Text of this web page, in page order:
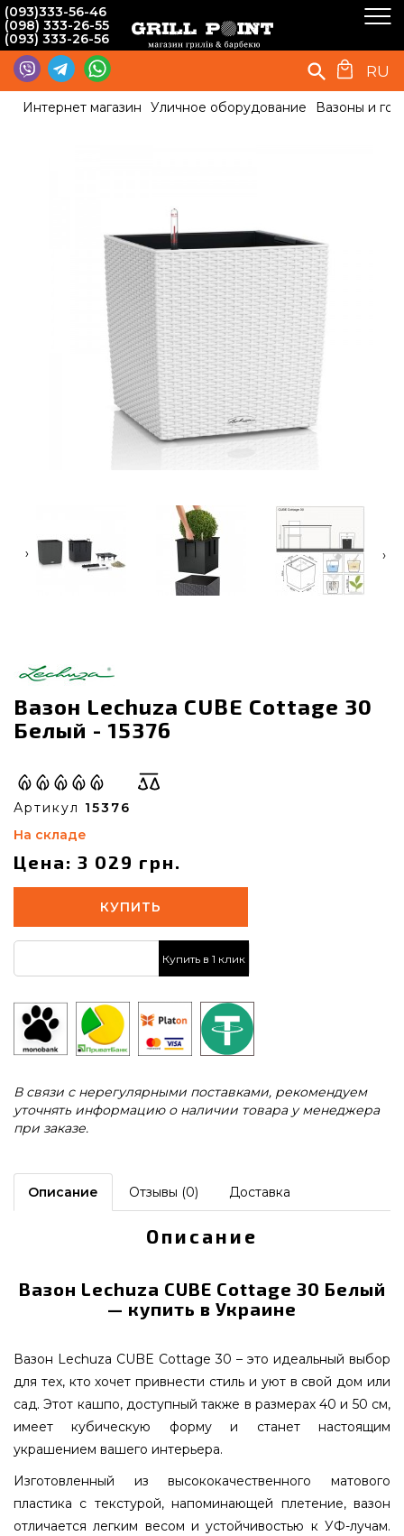
(093)333-56-46
(098) 333-26-55
(093) 333-26-56
RU
Интернет магазин Уличное оборудование Вазоны и
‹ ›
Вазон Lechuza CUBE Cottage 30
Белый - 15376
Артикул 15376
На складе
Цена: 3 029 грн.
КУПИТЬ
Купить в 1 клик
В связи с нерегулярными поставками, рекомендуем
уточнять информацию о наличии товара у менеджера
при заказе.
Описание Отзывы (0) Доставка
Описание
Вазон Lechuza CUBE Cottage 30 Белый
— купить в Украине
Вазон Lechuza CUBE Cottage 30 – это идеальный выбор
для тех, кто хочет привнести стиль и уют в свой дом или
сад. Этот кашпо, доступный также в размерах 40 и 50 см,
имеет кубическую форму и станет настоящим
украшением вашего интерьера.
Изготовленный из высококачественного матового
пластика с текстурой, напоминающей плетение, вазон
отличается легким весом и устойчивостью к УФ-лучам.